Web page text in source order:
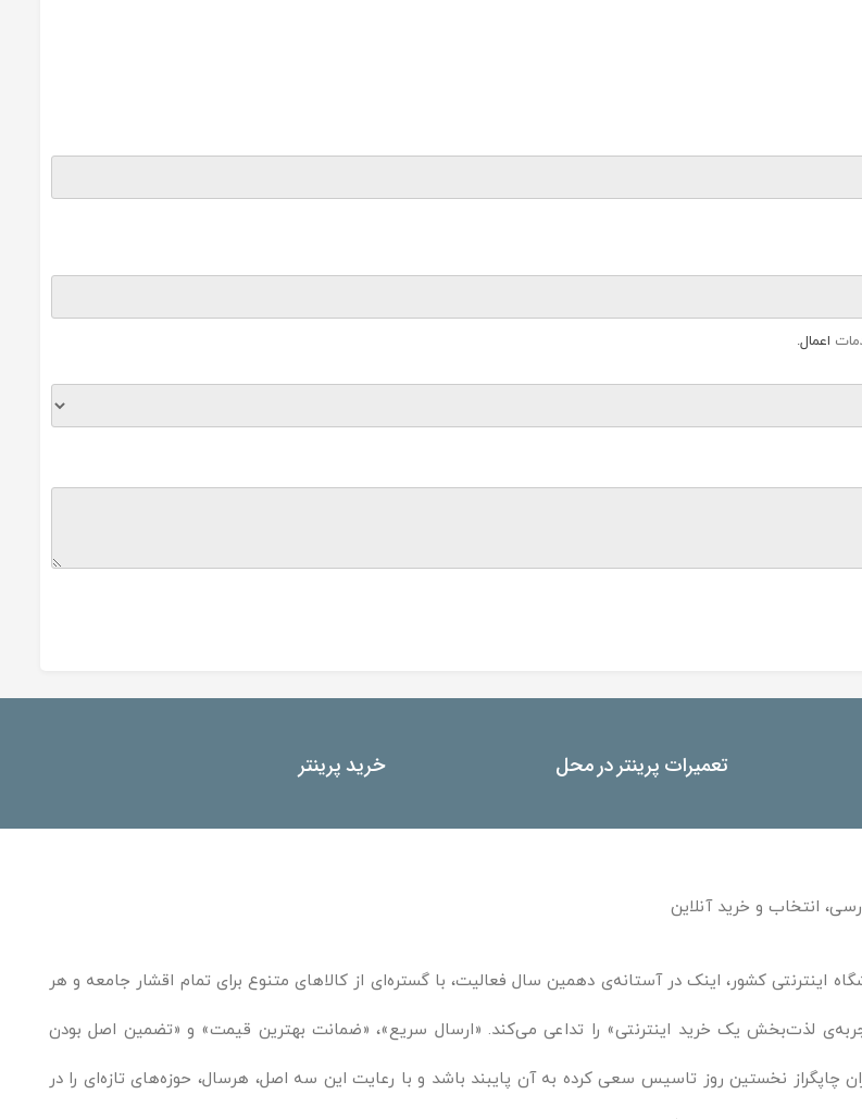
اعمال.
تعمیرات پرینتر در محل خرید پرینتر
انتخاب و خرید آنلاین
اینترنتی کشور، اینک در آستانه‌ی دهمین سال فعالیت، با گستره‌ای از کالاهای متنوع برای تمام اقشار جامعه و هر
لذت‌بخش یک خرید اینترنتی» را تداعی می‌کند. «ارسال سریع»، «ضمانت بهترین قیمت» و «تضمین اصل بودن
چاپگراز نخستین روز تاسیس سعی کرده به آن پایبند باشد و با رعایت این سه اصل، هرسال، حوزه‌های تازه‌ای را در